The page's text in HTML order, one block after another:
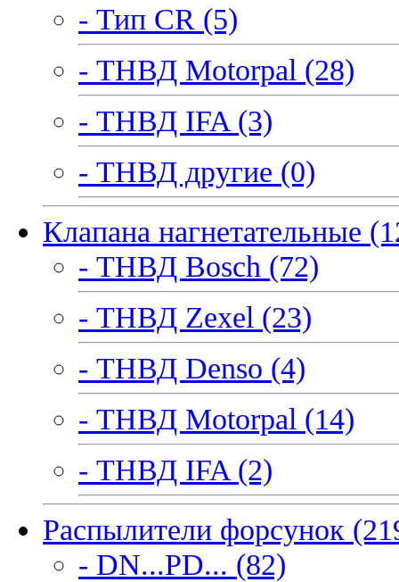
- Тип CR (5)
- ТНВД Motorpal (28)
- ТНВД IFA (3)
- ТНВД другие (0)
Клапана нагнетательные
- ТНВД Bosch (72)
- ТНВД Zexel (23)
- ТНВД Denso (4)
- ТНВД Motorpal (14)
- ТНВД IFA (2)
Распылители форсунок
- DN...PD... (82)